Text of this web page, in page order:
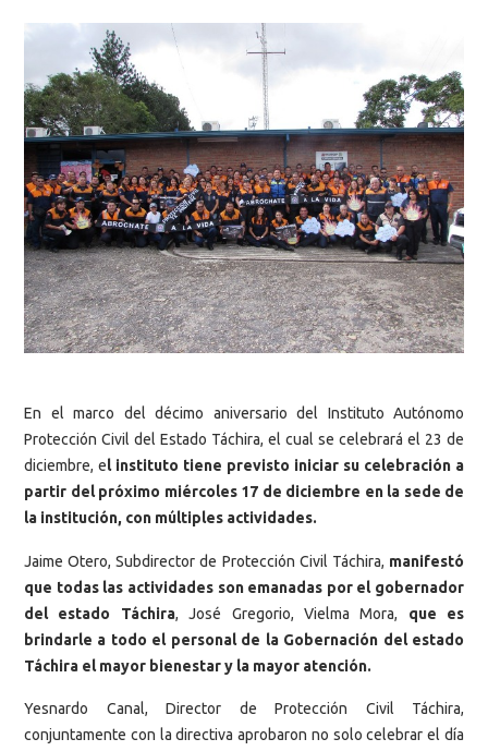
En el marco del décimo aniversario del Instituto Autónomo
Protección Civil del Estado Táchira, el cual se celebrará el 23 de
diciembre, el instituto tiene previsto iniciar su celebración a
partir del próximo miércoles 17 de diciembre en la sede de
la institución, con múltiples actividades.
Jaime Otero, Subdirector de Protección Civil Táchira, manifestó
que todas las actividades son emanadas por el gobernador
del estado Táchira, José Gregorio, Vielma Mora, que es
brindarle a todo el personal de la Gobernación del estado
Táchira el mayor bienestar y la mayor atención.
Yesnardo Canal, Director de Protección Civil Táchira,
conjuntamente con la directiva aprobaron no solo celebrar el día